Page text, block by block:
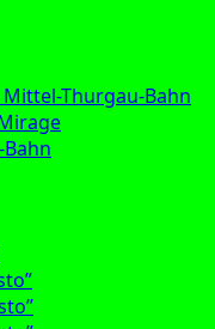
Thurgau-Bahn